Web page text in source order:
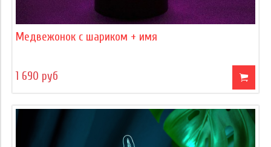
Медвежонок с шариком + имя
1 690 руб